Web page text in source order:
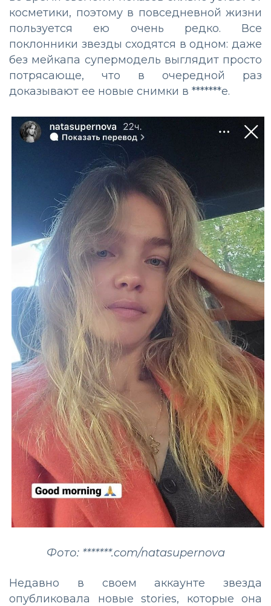
косметики, поэтому в повседневной жизни
пользуется ею очень редко. Все
поклонники звезды сходятся в одном: даже
без мейкапа супермодель выглядит просто
потрясающе, что в очередной раз
доказывают ее новые снимки в *******е.
Фото: *******.com/natasupernova
Недавно в своем аккаунте звезда
опубликовала новые stories, которые она